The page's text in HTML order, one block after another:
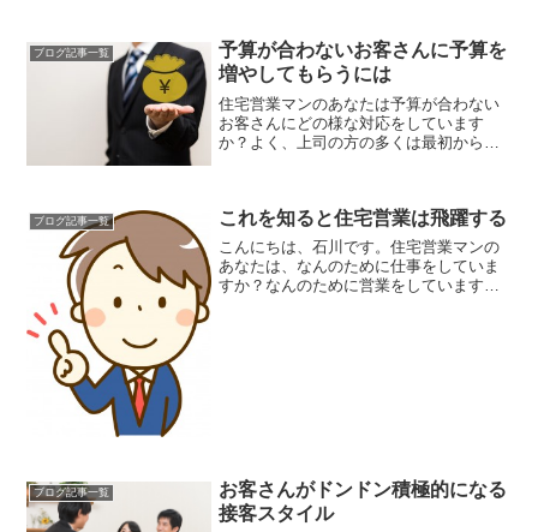
ブログ記事一覧
予算が合わないお客さんに予算を
増やしてもらうには
住宅営業マンのあなたは予算が合わない
お客さんにどの様な対応をしています
か？よく、上司の方の多くは最初から予
な差をつけながらお客さんの予算を上げ
てもらうことが出来るんです。
ブログ記事一覧 これを知ると住宅営業は飛躍する
こんにちは、石川です。住宅営業マンの
あなたは、なんのために仕事をしていま
すか？なんのために営業をしています
ブログ記事一覧
お客さんがドンドン積極的になる
接客スタイル